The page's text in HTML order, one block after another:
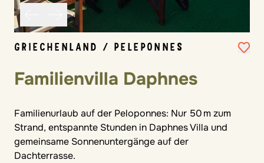
GRIECHENLAND / PELEPONNES
Familienvilla Daphnes
Familienurlaub auf der Peloponnes: Nur 50 m zum
Strand, entspannte Stunden in Daphnes Villa und
gemeinsame Sonnenuntergänge auf der
Dachterrasse.